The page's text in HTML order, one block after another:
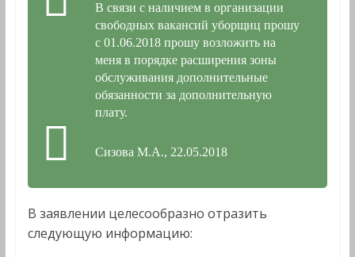
В связи с наличием в организации
свободных вакансий уборщиц прошу
с 01.06.2018 прошу возложить на
меня в порядке расширения зоны
обслуживания дополнительные
обязанности за дополнительную
плату.
Сизова М.А., 22.05.2018
В заявлении целесообразно отразить
следующую информацию: